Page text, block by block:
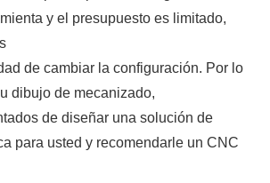
y el presupuesto es limitado,
de cambiar la configuración. Por lo
dibujo de mecanizado,
de diseñar una solución de
para usted y recomendarle un CNC